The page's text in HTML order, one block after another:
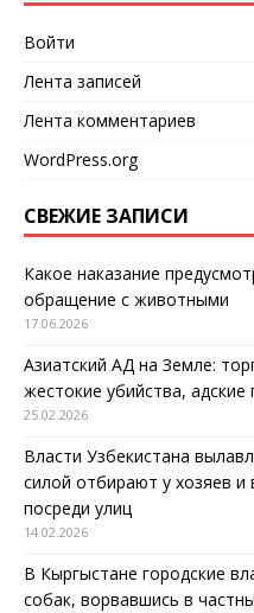
Войти
Лента записей
Лента комментариев
WordPress.org
СВЕЖИЕ ЗАПИСИ
Какое наказание
обращение с животными
17.06.2026
Азиатский АД на Земле:
жестокие убийства,
25.02.2026
Власти Узбекистана
силой отбирают у хозяев и
посреди улиц
14.02.2026
В Кыргыстане городские
собак, ворвавшись в